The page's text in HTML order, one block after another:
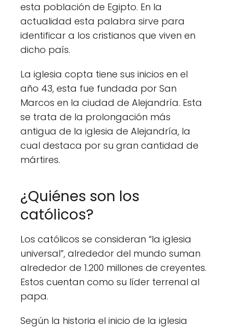
esta población de Egipto. En la
actualidad esta palabra sirve para
identificar a los cristianos que viven en
dicho país.
La iglesia copta tiene sus inicios en el
año 43, esta fue fundada por San
Marcos en la ciudad de Alejandría. Esta
se trata de la prolongación más
antigua de la iglesia de Alejandría, la
cual destaca por su gran cantidad de
mártires.
¿Quiénes son los
católicos?
Los católicos se consideran “la iglesia
universal”, alrededor del mundo suman
alrededor de 1.200 millones de creyentes.
Estos cuentan como su líder terrenal al
papa.
Según la historia el inicio de la iglesia